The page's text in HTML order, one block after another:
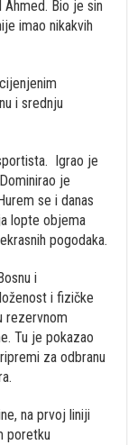
Bio je sin
imao nikakvih
i srednju
Igrao je
je
se i danas
lopte objema
pogodaka.
i
i fizičke
rezervnom
Tu je pokazao
za odbranu
na prvoj liniji
poretku